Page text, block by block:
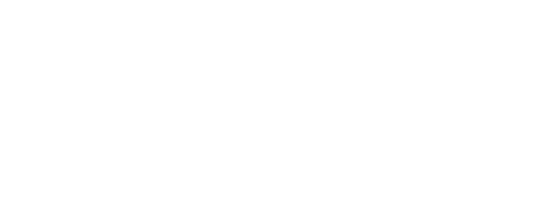
et son prestige, la proactive Alexandra Robin